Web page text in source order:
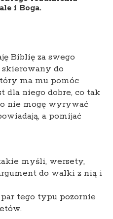
i Boga.
Biblię za swego
do
ma mu pomóc
dla niego dobre, co tak
nie mogę wyrywać
a pomijać
myśli, wersety,
do walki z nią i
par tego typu pozornie